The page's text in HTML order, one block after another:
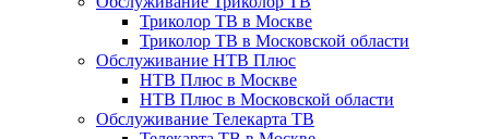
Триколор ТВ в Москве
Триколор ТВ в Московской области
Обслуживание НТВ Плюс
НТВ Плюс в Москве
НТВ Плюс в Московской области
Обслуживание Телекарта ТВ